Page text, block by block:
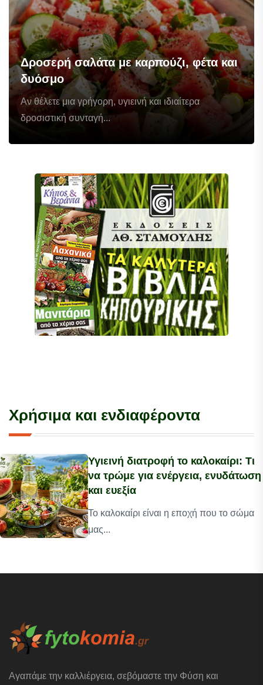
Δροσερή σαλάτα με καρπούζι, φέτα και
δυόσμο
Αν θέλετε μια γρήγορη, υγιεινή και ιδιαίτερα
δροσιστική συνταγή...
Χρήσιμα και ενδιαφέροντα
Υγιεινή διατροφή το καλοκαίρι: Τι
να τρώμε για ενέργεια, ενυδάτωση
και ευεξία
Το καλοκαίρι είναι η εποχή που το σώμα
μας...
Αγαπάμε την καλλιέργεια, σεβόμαστε την Φύση και